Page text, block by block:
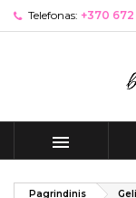
Telefonas: +370

Pagrindinis